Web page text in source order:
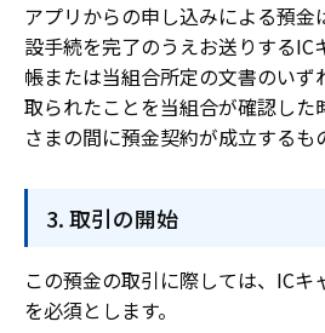
アプリからの申し込みによる預金
設手続を完了のうえお送りするIC
帳または当組合所定の文書のいず
取られたことを当組合が確認した
さまの間に預金契約が成立するも
取引の開始
この預金の取引に際しては、ICキ
を必須とします。